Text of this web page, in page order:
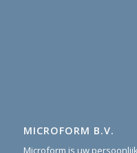
MICROFORM B.V.
Microform is uw